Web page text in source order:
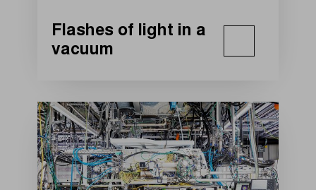
Flashes of light in a
vacuum